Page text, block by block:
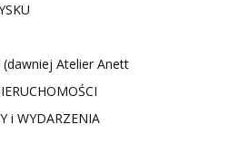
Atelier Anett
i WYDARZENIA